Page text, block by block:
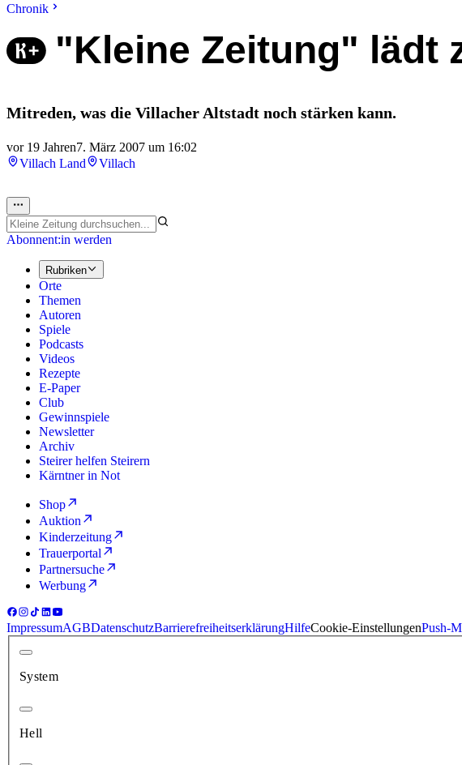
Chronik
"Kleine Zeitung" lädt
Mitreden, was die Villacher Altstadt noch stärken kann.
vor 19 Jahren7. März 2007 um 16:02
Villach Land
Villach
Abonnent:in werden
Rubriken
Orte
Themen
Autoren
Spiele
Podcasts
Videos
Rezepte
E-Paper
Club
Gewinnspiele
Newsletter
Archiv
Steirer helfen Steirern
Kärntner in Not
Shop
Auktion
Kinderzeitung
Trauerportal
Partnersuche
Werbung
ImpressumAGBDatenschutzBarrierefreiheitserklärungHilfeCookie-EinstellungenPush-
System
Hell